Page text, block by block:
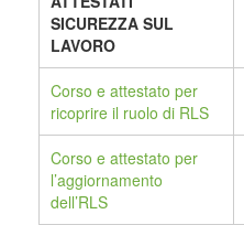
SICUREZZA SUL
LAVORO
Corso e attestato per
ricoprire il ruolo di RLS
Corso e attestato per
l’aggiornamento
dell’RLS